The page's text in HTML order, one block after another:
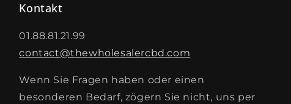
Kontakt
01.88.81.21.99
contact@thewholesalercbd.com
Wenn Sie Fragen haben oder einen
besonderen Bedarf, zögern Sie nicht, uns per